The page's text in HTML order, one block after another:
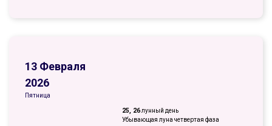
13 Февраля
2026
Пятница
25, 26лунный день
Убывающая луна четвертая фаза